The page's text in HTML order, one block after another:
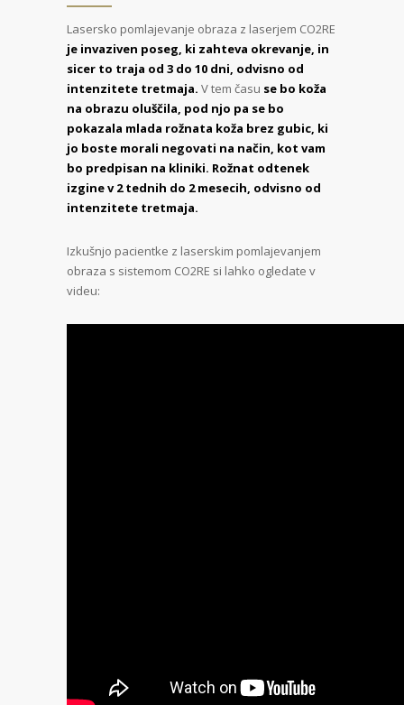
Lasersko pomlajevanje obraza z laserjem CO2RE
je invaziven poseg, ki zahteva okrevanje, in
sicer to traja od 3 do 10 dni, odvisno od
intenzitete tretmaja. V tem času se bo koža
na obrazu oluščila, pod njo pa se bo
pokazala mlada rožnata koža brez gubic, ki
jo boste morali negovati na način, kot vam
bo predpisan na kliniki. Rožnat odtenek
izgine v 2 tednih do 2 mesecih, odvisno od
intenzitete tretmaja.
Izkušnjo pacientke z laserskim pomlajevanjem
obraza s sistemom CO2RE si lahko ogledate v
videu: